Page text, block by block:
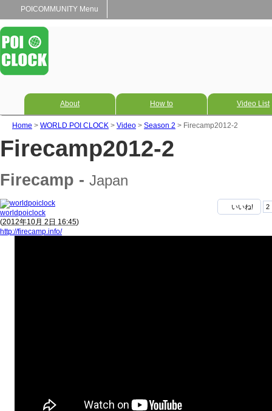
POICOMMUNITY Menu
About How to Video List
Home > WORLD POI CLOCK > Video > Season 2 > Firecamp2012-2
Firecamp2012-2
Firecamp - Japan
worldpoiclock
(2012年10月 2日 16:45)
http://firecamp.info/
いいね! 2